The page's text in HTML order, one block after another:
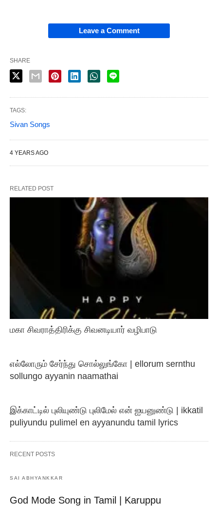
Leave a Comment
SHARE
TAGS:
Sivan Songs
4 YEARS AGO
RELATED POST
மகா சிவராத்திரிக்கு சிவனடியார் வழிபாடு
எல்லோரும் சேர்ந்து சொல்லுங்கோ | ellorum sernthu
sollungo ayyanin naamathai
இக்காட்டில் புலியுண்டு புலிமேல் என் ஐயனுண்டு | ikkatil
puliyundu pulimel en ayyanundu tamil lyrics
RECENT POSTS
SAI ABHYANKKAR
God Mode Song in Tamil | Karuppu